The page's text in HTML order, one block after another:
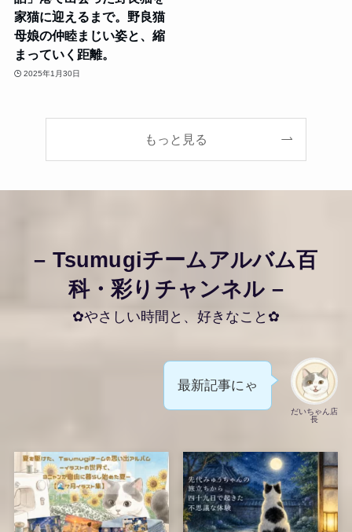
家猫に迎えるまで。野良猫
母娘の仲睦まじい姿と、縮
まっていく距離。
2025年1月30日
もっと見る
– Tsumugiチームアルバム百
科・彩りチャンネル –
✿やさしい時間と、好きなこと✿
だいちゃん店
長
最新記事にゃ